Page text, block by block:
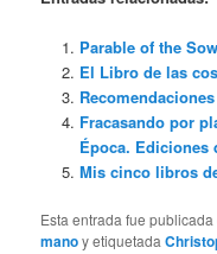
Parable of the
El Libro de las
Fracasando por
Época. Ediciones
Mis cinco libros
Esta entrada fue publicada
manoy etiquetada